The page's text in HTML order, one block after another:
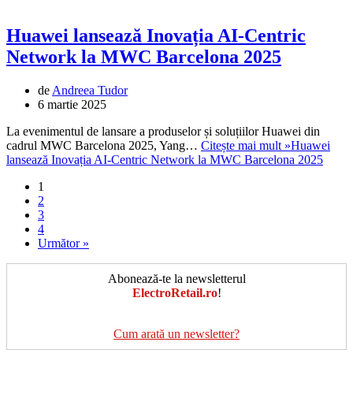
Huawei lansează Inovația AI-Centric
Network la MWC Barcelona 2025
de Andreea Tudor
6 martie 2025
La evenimentul de lansare a produselor și soluțiilor Huawei din
cadrul MWC Barcelona 2025, Yang… Citește mai mult »Huawei
lansează Inovația AI-Centric Network la MWC Barcelona 2025
1
2
3
4
Următor »
Abonează-te la newsletterul
ElectroRetail.ro!
Cum arată un newsletter?